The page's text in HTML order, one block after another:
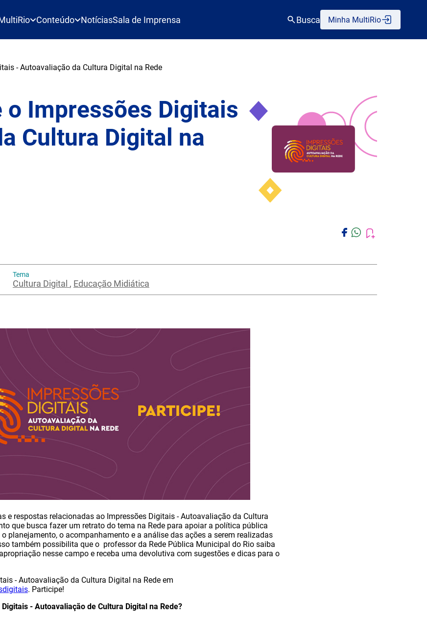
Conteúdo NotíciasSala de Imprensa Busca Minha MultiRio
- Autoavaliação da Cultura Digital na Rede
o Impressões Digitais
Cultura Digital na
Tema
Cultura Digital , Educação Midiática
e respostas relacionadas ao Impressões Digitais - Autoavaliação da Cultura
que busca fazer um retrato do tema na Rede para apoiar a política pública
planejamento, o acompanhamento e a análise das ações a serem realizadas
também possibilita que o professor da Rede Pública Municipal do Rio saiba
nesse campo e receba uma devolutiva com sugestões e dicas para o
- Autoavaliação da Cultura Digital na Rede em
. Participe!
- Autoavaliação de Cultura Digital na Rede?